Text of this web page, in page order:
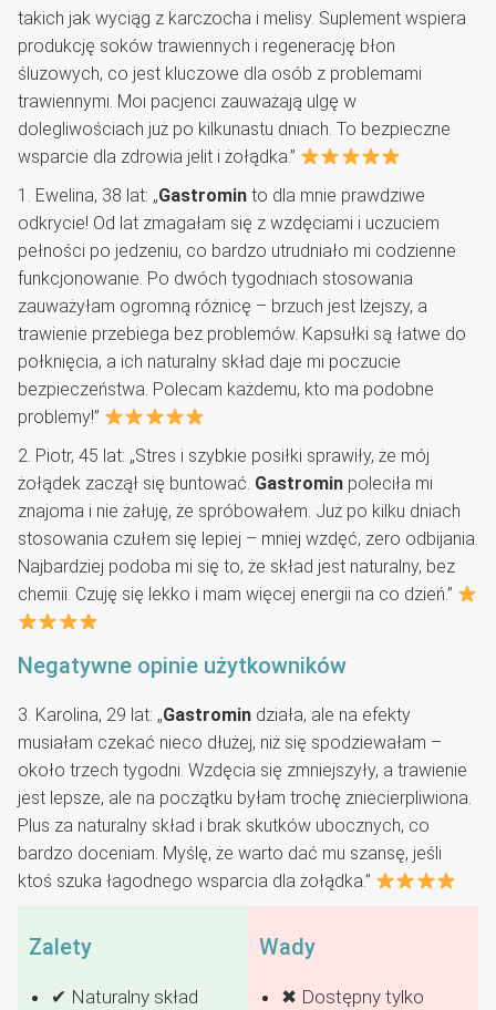
takich jak wyciąg z karczocha i melisy. Suplement wspiera
produkcję soków trawiennych i regenerację błon
śluzowych, co jest kluczowe dla osób z problemami
trawiennymi. Moi pacjenci zauważają ulgę w
dolegliwościach już po kilkunastu dniach. To bezpieczne
wsparcie dla zdrowia jelit i żołądka.”
1. Ewelina, 38 lat: „Gastromin to dla mnie prawdziwe
odkrycie! Od lat zmagałam się z wzdęciami i uczuciem
pełności po jedzeniu, co bardzo utrudniało mi codzienne
funkcjonowanie. Po dwóch tygodniach stosowania
zauważyłam ogromną różnicę – brzuch jest lżejszy, a
trawienie przebiega bez problemów. Kapsułki są łatwe do
połknięcia, a ich naturalny skład daje mi poczucie
bezpieczeństwa. Polecam każdemu, kto ma podobne
problemy!”
2. Piotr, 45 lat: „Stres i szybkie posiłki sprawiły, że mój
żołądek zaczął się buntować. Gastromin poleciła mi
znajoma i nie żałuję, że spróbowałem. Już po kilku dniach
stosowania czułem się lepiej – mniej wzdęć, zero odbijania.
Najbardziej podoba mi się to, że skład jest naturalny, bez
chemii. Czuję się lekko i mam więcej energii na co dzień.”
Negatywne opinie użytkowników
3. Karolina, 29 lat: „Gastromin działa, ale na efekty
musiałam czekać nieco dłużej, niż się spodziewałam –
około trzech tygodni. Wzdęcia się zmniejszyły, a trawienie
jest lepsze, ale na początku byłam trochę zniecierpliwiona.
Plus za naturalny skład i brak skutków ubocznych, co
bardzo doceniam. Myślę, że warto dać mu szansę, jeśli
ktoś szuka łagodnego wsparcia dla żołądka.”
Zalety
✔ Naturalny skład
Wady
✖ Dostępny tylko